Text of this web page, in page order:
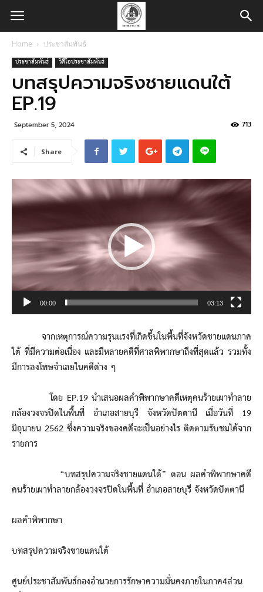
Home ประชาสัมพันธ์
ประชาสัมพันธ์ วิดีโอประชาสัมพันธ์
บทสรุปความจริงชายแดนใต้
EP.19
September 5, 2024 713
Share
Player
00:00 03:13
จากเหตุการณ์ความรุนแรงที่เกิดขึ้นในพื้นที่จังหวัดชายแดนภาค
ใต้ ที่มีความต่อเนื่อง และมีหลายคดีที่ศาลพิพากษาถึงที่สุดแล้ว รวมทั้ง
มีการลงโทษจำเลยในคดีต่าง ๆ
โดย EP.19 นำเสนอผลคำพิพากษาคดีเหตุคนร้ายเผาทำลาย
กล้องวงจรปิดในพื้นที่ อำเภอสายบุรี จังหวัดปัตตานี เมื่อวันที่ 19
มิถุนายน 2562 ซึ่งความจริงของคดีจะเป็นอย่างไร ติดตามรับชมได้จาก
รายการ
“บทสรุปความจริงชายแดนใต้” ตอน ผลคำพิพากษาคดี
คนร้ายเผาทำลายกล้องวงจรปิดในพื้นที่ อำเภอสายบุรี จังหวัดปัตตานี
ผลคำพิพากษา
บทสรุปความจริงชายแดนใต้
ศูนย์ประชาสัมพันธ์กองอำนวยการรักษาความมั่นคงภายในภาค4ส่วน